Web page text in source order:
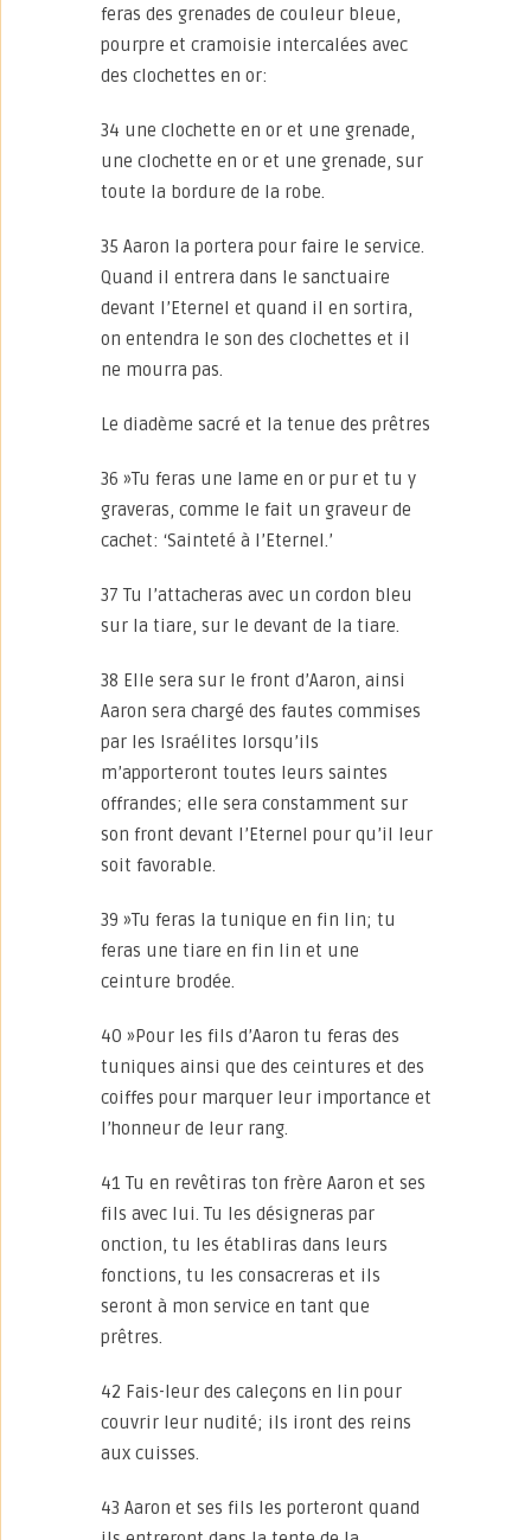
feras des grenades de couleur bleue,
pourpre et cramoisie intercalées avec
des clochettes en or:
34 une clochette en or et une grenade,
une clochette en or et une grenade, sur
toute la bordure de la robe.
35 Aaron la portera pour faire le service.
Quand il entrera dans le sanctuaire
devant l’Eternel et quand il en sortira,
on entendra le son des clochettes et il
ne mourra pas.
Le diadème sacré et la tenue des prêtres
36 »Tu feras une lame en or pur et tu y
graveras, comme le fait un graveur de
cachet: ‘Sainteté à l’Eternel.’
37 Tu l’attacheras avec un cordon bleu
sur la tiare, sur le devant de la tiare.
38 Elle sera sur le front d’Aaron, ainsi
Aaron sera chargé des fautes commises
par les Israélites lorsqu’ils
m’apporteront toutes leurs saintes
offrandes; elle sera constamment sur
son front devant l’Eternel pour qu’il leur
soit favorable.
39 »Tu feras la tunique en fin lin; tu
feras une tiare en fin lin et une
ceinture brodée.
40 »Pour les fils d’Aaron tu feras des
tuniques ainsi que des ceintures et des
coiffes pour marquer leur importance et
l’honneur de leur rang.
41 Tu en revêtiras ton frère Aaron et ses
fils avec lui. Tu les désigneras par
onction, tu les établiras dans leurs
fonctions, tu les consacreras et ils
seront à mon service en tant que
prêtres.
42 Fais-leur des caleçons en lin pour
couvrir leur nudité; ils iront des reins
aux cuisses.
43 Aaron et ses fils les porteront quand